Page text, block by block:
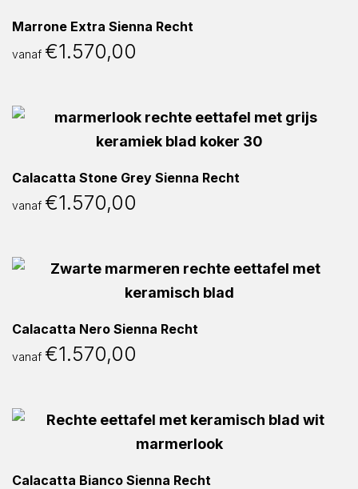
Marrone Extra Sienna Recht
vanaf €1.570,00
Calacatta Stone Grey Sienna Recht
vanaf €1.570,00
Calacatta Nero Sienna Recht
vanaf €1.570,00
Calacatta Bianco Sienna Recht